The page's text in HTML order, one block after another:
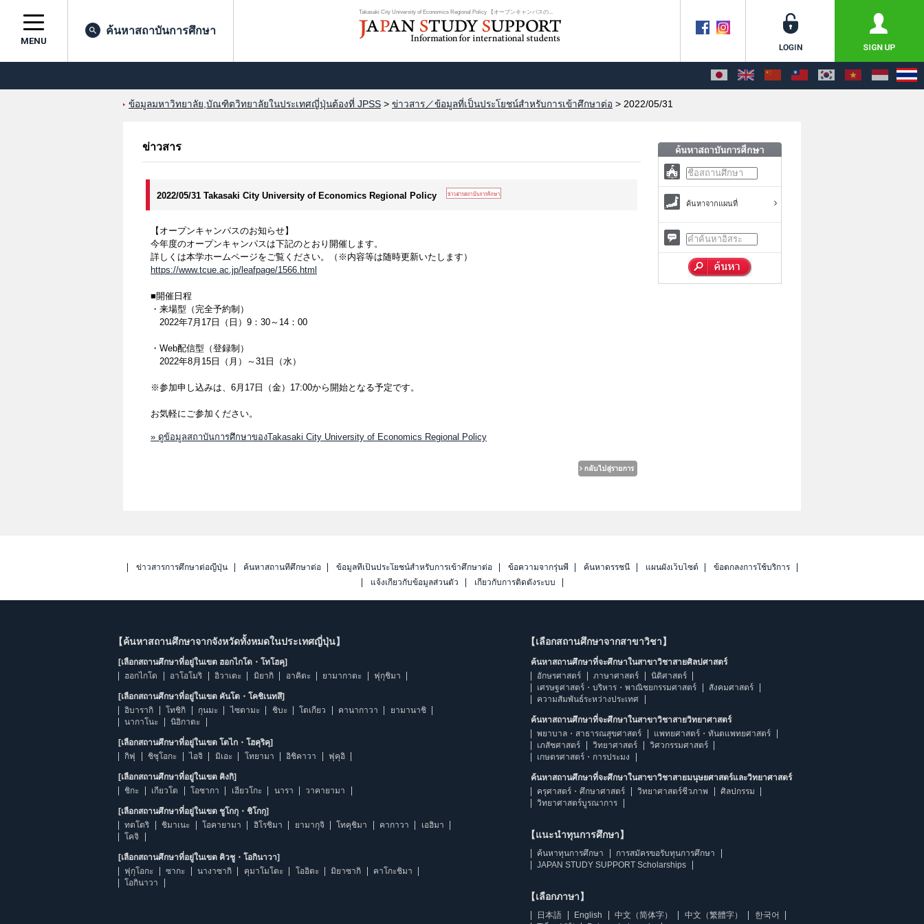
Takasaki City University of Economics Regional Policy 【オープンキャンパスの...
MENU
ค้นหาสถาบันการศึกษา
ข้อมูลมหาวิทยาลัย,บัณฑิตวิทยาลัยในประเทศญี่ปุ่นต้องที่ JPSS > ข่าวสาร／ข้อมูลที่เป็นประโยชน์สำหรับการเข้าศึกษาต่อ > 2022/05/31
ข่าวสาร
2022/05/31 Takasaki City University of Economics Regional Policy
【オープンキャンパスのお知らせ】
今年度のオープンキャンパスは下記のとおり開催します。
詳しくは本学ホームページをご覧ください。（※内容等は随時更新いたします）
https://www.tcue.ac.jp/leafpage/1566.html
■開催日程
・来場型（完全予約制）
2022年7月17日（日）9：30～14：00
・Web配信型（登録制）
2022年8月15日（月）～31日（水）
※参加申し込みは、6月17日（金）17:00から開始となる予定です。
お気軽にご参加ください。
» ดูข้อมูลสถาบันการศึกษาของTakasaki City University of Economics Regional Policy
ค้นหาจากแผนที่
ข่าวสารการศึกษาต่อญี่ปุ่น ค้นหาสถานที่ศึกษาต่อ ข้อมูลที่เป็นประโยชน์สำหรับการเข้าศึกษาต่อ ข้อความจากรุ่นพี่ ค้นหาดรรชนี แผนผังเว็บไซต์
ข้อตกลงการใช้บริการ
แจ้งเกี่ยวกับข้อมูลส่วนตัว
เกี่ยวกับการติดตั้งระบบ
【ค้นหาสถานศึกษาจากจังหวัดทั้งหมดในประเทศญี่ปุ่น】
[เลือกสถานศึกษาที่อยู่ในเขต ฮอกไกโด・โทโฮคุ]
ฮอกไกโด
อาโอโมริ อิวาเตะ มิยากิ อาคิตะ ยามากาตะ ฟุกุชิมา
[เลือกสถานศึกษาที่อยู่ในเขต คันโต・โคชิเนทสึ]
อิบารากิ
โทชิกิ กุนมะ ไซตามะ ชิบะ โตเกียว คานากาวา
ยามานาชิ
นากาโนะ
นิอิกาตะ
[เลือกสถานศึกษาที่อยู่ในเขต โตไก・โฮคุริคุ]
กิฟุ
ชิซุโอกะ ไอจิ มิเอะ โทยามา อิชิคาวา ฟุคุอิ
[เลือกสถานศึกษาที่อยู่ในเขต คิงกิ]
ชิกะ
เกียวโต โอซากา เฮียวโกะ นารา วาคายามา
[เลือกสถานศึกษาที่อยู่ในเขต ชูโกกุ・ชิโกกุ]
ทตโตริ
ชิมาเนะ โอคายามา ฮิโรชิมา ยามากุจิ โทคุชิมา คากาวา
เอฮิมา
โคจิ
[เลือกสถานศึกษาที่อยู่ในเขต คิวชู・โอกินาวา]
ฟุกุโอกะ
ซากะ นางาซากิ คุมาโมโตะ โออิตะ มิยาซากิ
คาโกะชิมา
โอกินาวา
【เลือกสถานศึกษาจากสาขาวิชา】
ค้นหาสถานศึกษาที่จะศึกษาในสาขาวิชาสายศิลปศาสตร์
อักษรศาสตร์
ภาษาศาสตร์
นิติศาสตร์
เศรษฐศาสตร์・บริหาร・พาณิชยกรรมศาสตร์
สังคมศาสตร์
ความสัมพันธ์ระหว่างประเทศ
ค้นหาสถานศึกษาที่จะศึกษาในสาขาวิชาสายวิทยาศาสตร์
พยาบาล・สาธารณสุขศาสตร์
แพทยศาสตร์・ทันตแพทยศาสตร์
เภสัชศาสตร์
วิทยาศาสตร์
วิศวกรรมศาสตร์
เกษตรศาสตร์・การประมง
ค้นหาสถานศึกษาที่จะศึกษาในสาขาวิชาสายมนุษยศาสตร์และวิทยาศาสตร์
ครุศาสตร์・ศึกษาศาสตร์
วิทยาศาสตร์ชีวภาพ
ศิลปกรรม
วิทยาศาสตร์บูรณาการ
【แนะนำทุนการศึกษา】
ค้นหาทุนการศึกษา
การสมัครขอรับทุนการศึกษา
JAPAN STUDY SUPPORT Scholarships
【เลือกภาษา】
日本語 English 中文（简体字） 中文（繁體字）
한국어